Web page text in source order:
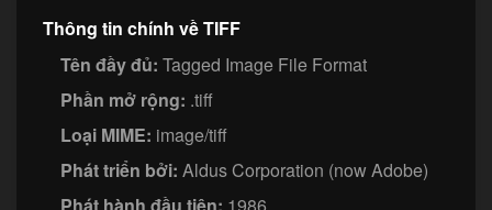
Thông tin chính về TIFF
Tên đầy đủ: Tagged Image File Format
Phần mở rộng: .tiff
Loại MIME: image/tiff
Phát triển bởi: Aldus Corporation (now Adobe)